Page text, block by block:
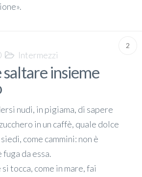
2
Intermezzi
saltare insieme
nudi, in pigiama, di sapere
in un caffè, quale dolce
come cammini: non è
da essa.
tocca, come in mare, fai